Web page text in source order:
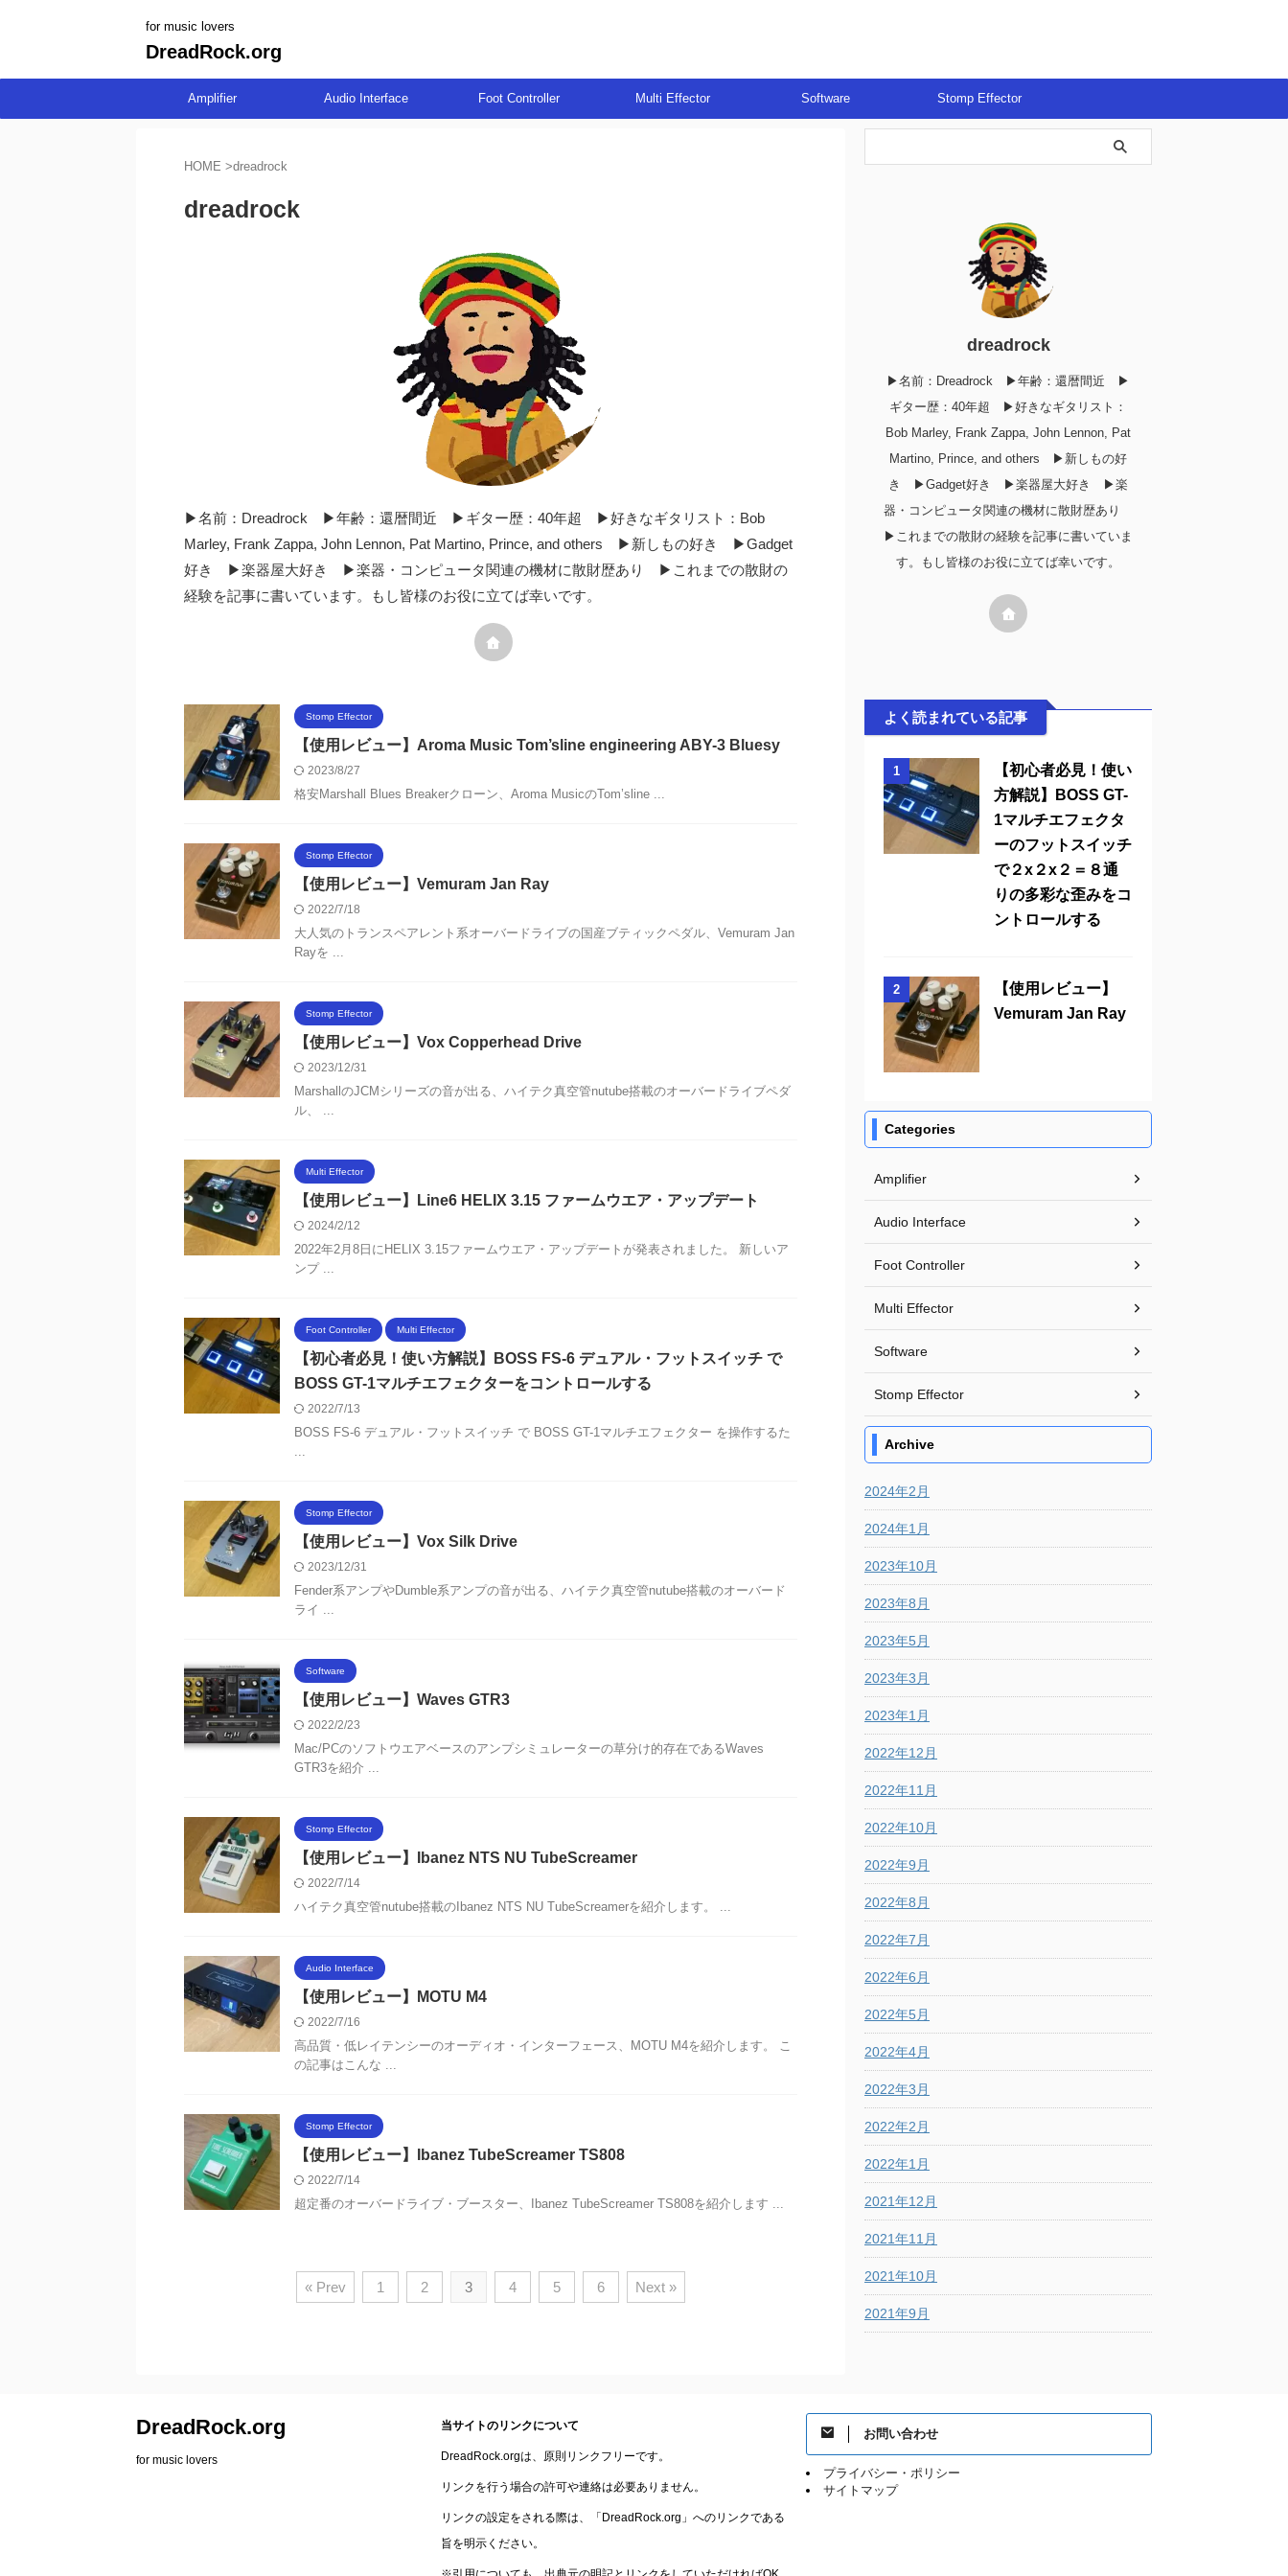
for music lovers
DreadRock.org
Amplifier Audio Interface Foot Controller Multi Effector Software Stomp Effector
HOME >dreadrock
dreadrock
▶︎名前：Dreadrock ▶︎年齢：還暦間近 ▶︎ギター歴：40年超 ▶︎好きなギタリスト：Bob
Marley, Frank Zappa, John Lennon, Pat Martino, Prince, and others ▶︎新しもの好き ▶︎Gadget
好き ▶︎楽器屋大好き ▶︎楽器・コンピュータ関連の機材に散財歴あり ▶︎これまでの散財の
経験を記事に書いています。もし皆様のお役に立てば幸いです。
Stomp Effector
【使用レビュー】Aroma Music Tom’sline engineering ABY-3 Bluesy
2023/8/27
格安Marshall Blues Breakerクローン、Aroma MusicのTom’sline ...
Stomp Effector
【使用レビュー】Vemuram Jan Ray
2022/7/18
大人気のトランスペアレント系オーバードライブの国産ブティックペダル、Vemuram Jan
Rayを ...
Stomp Effector
【使用レビュー】Vox Copperhead Drive
2023/12/31
MarshallのJCMシリーズの音が出る、ハイテク真空管nutube搭載のオーバードライブペダ
ル、 ...
Multi Effector
【使用レビュー】Line6 HELIX 3.15 ファームウエア・アップデート
2024/2/12
2022年2月8日にHELIX 3.15ファームウエア・アップデートが発表されました。 新しいア
ンプ ...
Foot Controller Multi Effector
【初心者必見！使い方解説】BOSS FS-6 デュアル・フットスイッチ で
BOSS GT-1マルチエフェクターをコントロールする
2022/7/13
BOSS FS-6 デュアル・フットスイッチ で BOSS GT-1マルチエフェクター を操作するた
...
Stomp Effector
【使用レビュー】Vox Silk Drive
2023/12/31
Fender系アンプやDumble系アンプの音が出る、ハイテク真空管nutube搭載のオーバード
ライ ...
Software
【使用レビュー】Waves GTR3
2022/2/23
Mac/PCのソフトウエアベースのアンプシミュレーターの草分け的存在であるWaves
GTR3を紹介 ...
Stomp Effector
【使用レビュー】Ibanez NTS NU TubeScreamer
2022/7/14
ハイテク真空管nutube搭載のIbanez NTS NU TubeScreamerを紹介します。 ...
Audio Interface
【使用レビュー】MOTU M4
2022/7/16
高品質・低レイテンシーのオーディオ・インターフェース、MOTU M4を紹介します。 こ
の記事はこんな ...
Stomp Effector
【使用レビュー】Ibanez TubeScreamer TS808
2022/7/14
超定番のオーバードライブ・ブースター、Ibanez TubeScreamer TS808を紹介します ...
« Prev 1 2 3 4 5 6 Next »
dreadrock
▶︎名前：Dreadrock ▶︎年齢：還暦間近 ▶︎
ギター歴：40年超 ▶︎好きなギタリスト：
Bob Marley, Frank Zappa, John Lennon, Pat
Martino, Prince, and others ▶︎新しもの好
き ▶︎Gadget好き ▶︎楽器屋大好き ▶︎楽
器・コンピュータ関連の機材に散財歴あり
▶︎これまでの散財の経験を記事に書いていま
す。もし皆様のお役に立てば幸いです。
よく読まれている記事
1
【初心者必見！使い
方解説】BOSS GT-
1マルチエフェクタ
ーのフットスイッチ
で２x２x２＝８通
りの多彩な歪みをコ
ントロールする
2
【使用レビュー】
Vemuram Jan Ray
Categories
Amplifier
Audio Interface
Foot Controller
Multi Effector
Software
Stomp Effector
Archive
2024年2月
2024年1月
2023年10月
2023年8月
2023年5月
2023年3月
2023年1月
2022年12月
2022年11月
2022年10月
2022年9月
2022年8月
2022年7月
2022年6月
2022年5月
2022年4月
2022年3月
2022年2月
2022年1月
2021年12月
2021年11月
2021年10月
2021年9月
当サイトのリンクについて
DreadRock.orgは、原則リンクフリーです。
リンクを行う場合の許可や連絡は必要ありません。
リンクの設定をされる際は、「DreadRock.org」へのリンクである
旨を明示ください。
お問い合わせ
プライバシー・ポリシー
サイトマップ
DreadRock.org
for music lovers